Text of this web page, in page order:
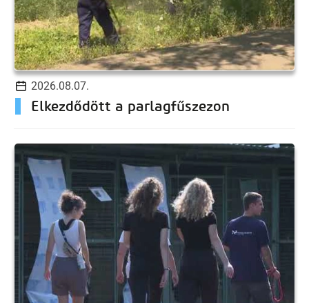
2026.08.07.
Elkezdődött a parlagfűszezon